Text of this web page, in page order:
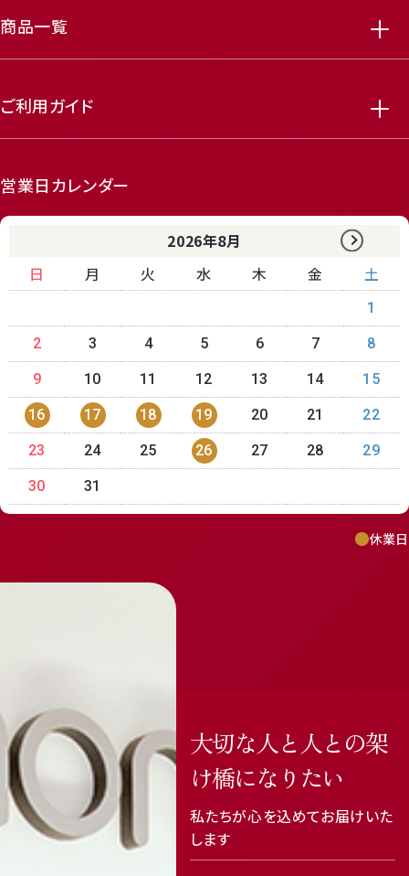
featured_seasonal_and_gifts
receipt_long contact_support
商品一覧
ご利用ガイド
営業日カレンダー
2026年8月
日
月 火 水 木 金 土
1
2 3 4 5 6 7 8
9 10 11 12 13 14 15
16 17 18 19 20 21 22
23 24 25 26 27 28 29
30 31
休業日
大切な人と人との架
け橋になりたい
私たちが心を込めてお届けいた
します